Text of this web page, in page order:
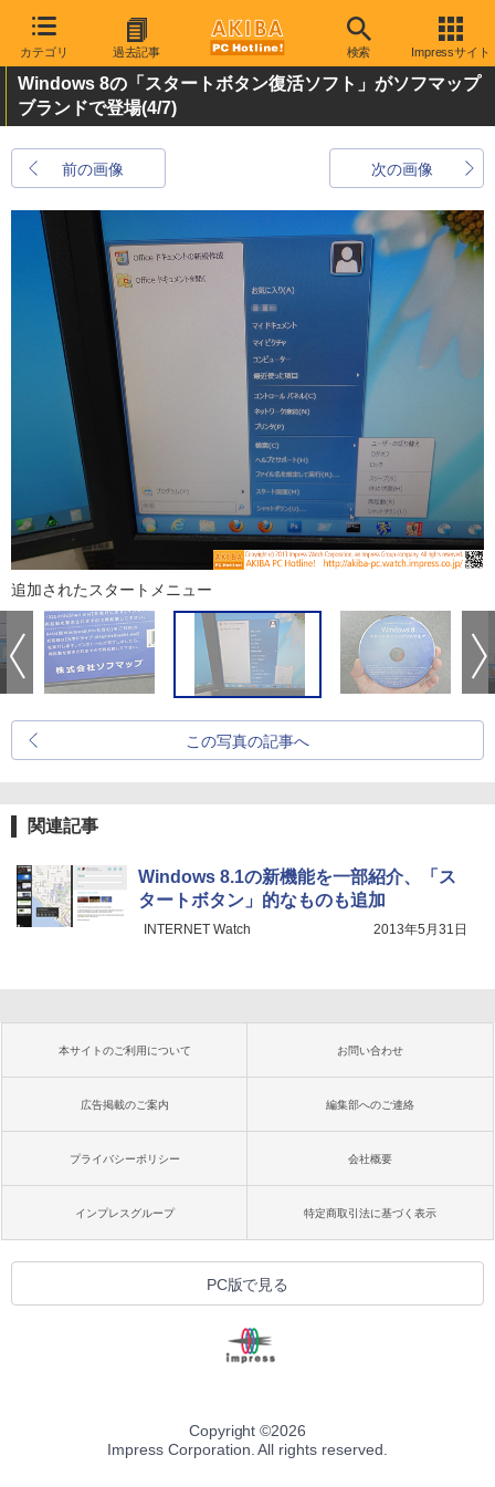
カテゴリ 過去記事 検索 Impressサイト
Windows 8の「スタートボタン復活ソフト」がソフマップ
ブランドで登場(4/7)
前の画像 次の画像
追加されたスタートメニュー
この写真の記事へ
関連記事
Windows 8.1の新機能を一部紹介、「ス
タートボタン」的なものも追加
INTERNET Watch 2013年5月31日
本サイトのご利用について お問い合わせ
広告掲載のご案内 編集部へのご連絡
プライバシーポリシー 会社概要
インプレスグループ 特定商取引法に基づく表示
PC版で見る
Copyright ©2026
Impress Corporation. All rights reserved.